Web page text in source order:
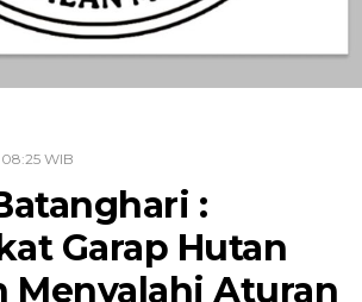
WIB
:
Garap Hutan
Menyalahi Aturan